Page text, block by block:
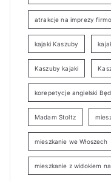
atrakcje na imprezy
kajaki Kaszuby
Kaszuby kajaki
korepetycje angielski
Madam Stoltz
mieszkanie we Włoszech
mieszkanie z widokiem